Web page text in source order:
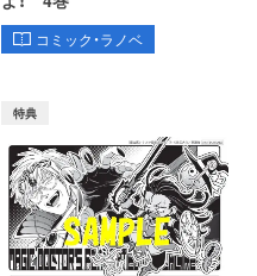
コミック・ラノベ
特典